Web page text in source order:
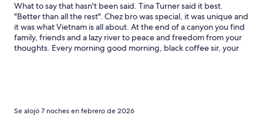
What to say that hasn't been said. Tina Turner said it best.
"Better than all the rest". Chez bro was special, it was unique and
it was what Vietnam is all about. At the end of a canyon you find
family, friends and a lazy river to peace and freedom from your
thoughts. Every morning good morning, black coffee sir, your
Se alojó 7 noches en febrero de 2026